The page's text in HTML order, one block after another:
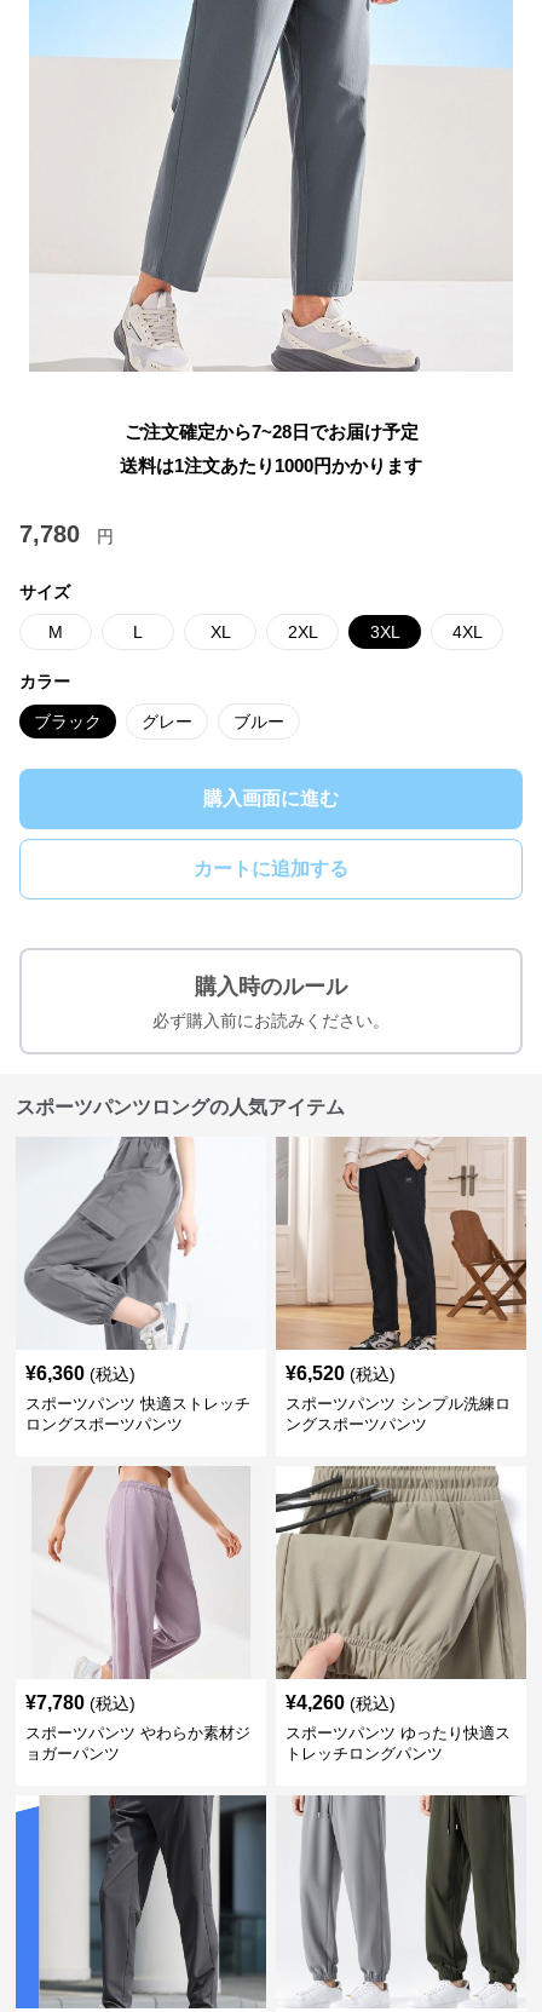
ご注文確定から7~28日でお届け予定
送料は1注文あたり 1000円かかります
7,780 円
サイズ
M L XL 2XL 3XL 4XL
カラー
ブラック グレー ブルー
購入画面に進む
カートに追加する
購入時のルール
必ず購入前にお読みください。
スポーツパンツロングの人気アイテム
¥6,360 (税込)
スポーツパンツ 快適ストレッチ
ロングスポーツパンツ
¥6,520 (税込)
スポーツパンツ シンプル洗練ロ
ングスポーツパンツ
¥7,780 (税込)
スポーツパンツ やわらか素材ジ
ョガーパンツ
¥4,260 (税込)
スポーツパンツ ゆったり快適ス
トレッチロングパンツ